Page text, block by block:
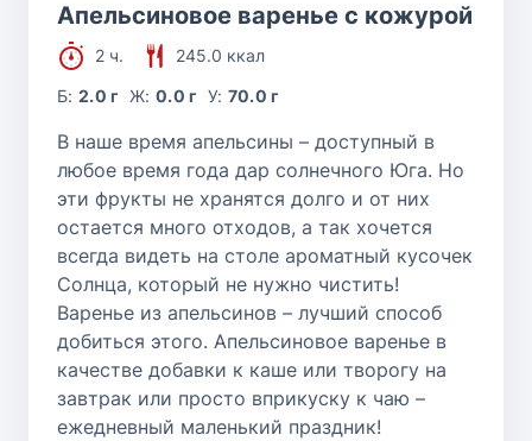
Апельсиновое варенье с кожурой
2 ч.
245.0 ккал
Б:2.0 г Ж: 0.0 г У: 70.0 г
В наше время апельсины – доступный в
любое время года дар солнечного Юга. Но
эти фрукты не хранятся долго и от них
остается много отходов, а так хочется
всегда видеть на столе ароматный кусочек
Солнца, который не нужно чистить!
Варенье из апельсинов – лучший способ
добиться этого. Апельсиновое варенье в
качестве добавки к каше или творогу на
завтрак или просто вприкуску к чаю –
ежедневный маленький праздник!